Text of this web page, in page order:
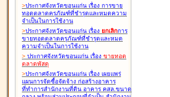
>ประกาศจังหวัดขอนแก่น เรื่อง การขาย
ทอดตลาดครุภัณฑ์ที่ชำรุดและหมดความ
จำเป็นในการใช้งาน
>ประกาศจังหวัดขอนแก่น เรื่อง ยกเลิกการ
ขายทอดตลาดครุภัณฑ์ที่ชำรุดและหมด
ความจำเป็นในการใช้งาน
> ประกาศจังหวัดขอนแก่น เรื่อง ขายทอด
ตลาดพัสดุ
>ประกาศจังหวัดขอนแก่น เรื่อง เผยแพร่
แผนการจัดซื้อจัดจ้าง ก่อสร้างอาคาร
ที่ทำการสำนักงานที่ดิน อาคาร คสล.ขนาด